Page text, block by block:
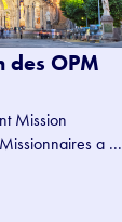
des OPM
Mission
a ...